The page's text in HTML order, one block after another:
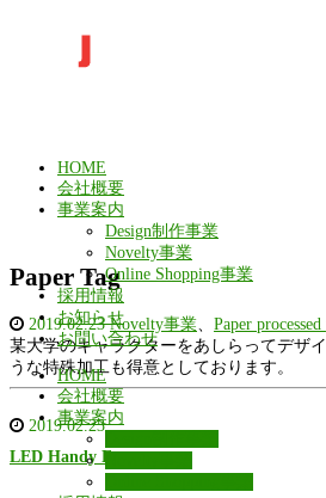
HOME
会社概要
事業案内
Design制作事業
Novelty事業
Online Shopping事業
採用情報
お知らせ
お問い合わせ
HOME
会社概要
事業案内
Paper Tag
2019.02.23 Novelty事業 Paper
某大学のキャラクターをあしらってデザ
うな特殊加工も得意としております。
2019.02.23
LED Handy Fan